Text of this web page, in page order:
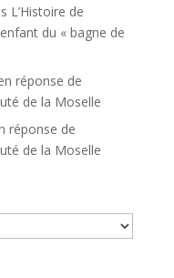
L’Histoire de
du « bagne de
réponse de
de la Moselle
réponse de
de la Moselle